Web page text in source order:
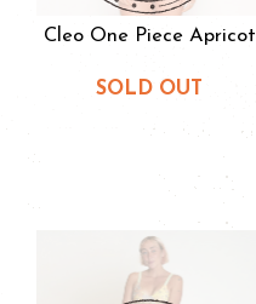
Cleo One Piece Apricot
SOLD OUT